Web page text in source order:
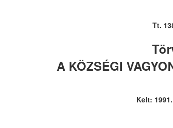
Tt.
A KÖZSÉGI
Kelt: